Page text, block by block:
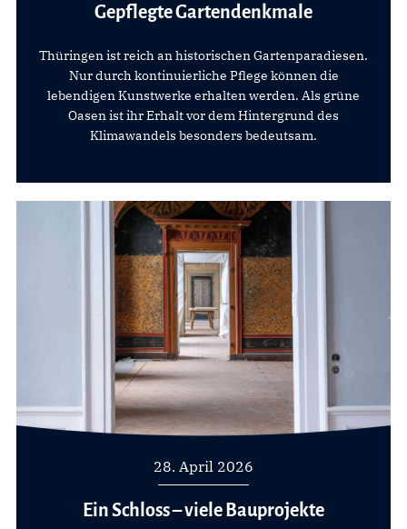
Gepflegte Gartendenkmale
Thüringen ist reich an historischen Gartenparadiesen.
Nur durch kontinuierliche Pflege können die
lebendigen Kunstwerke erhalten werden. Als grüne
Oasen ist ihr Erhalt vor dem Hintergrund des
Klimawandels besonders bedeutsam.
28. April 2026
Ein Schloss – viele Bauprojekte